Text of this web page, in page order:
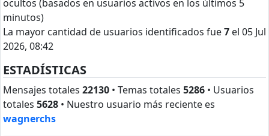
ocultos (basados en usuarios activos en los últimos 5
minutos)
La mayor cantidad de usuarios identificados fue7 el 05 Jul
2026, 08:42
ESTADÍSTICAS
Mensajes totales 22130 • Temas totales 5286 • Usuarios
totales 5628 • Nuestro usuario más reciente es
wagnerchs